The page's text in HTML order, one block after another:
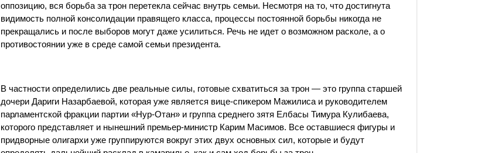
оппозицию, вся борьба за трон перетекла сейчас внутрь семьи. Несмотря на то, что достигнута
видимость полной консолидации правящего класса, процессы постоянной борьбы никогда не
прекращались и после выборов могут даже усилиться. Речь не идет о возможном расколе, а о
противостоянии уже в среде самой семьи президента.
В частности определились две реальные силы, готовые схватиться за трон — это группа старшей
дочери Дариги Назарбаевой, которая уже является вице-спикером Мажилиса и руководителем
парламентской фракции партии «Нур-Отан» и группа среднего зятя Елбасы Тимура Кулибаева,
которого представляет и нынешний премьер-министр Карим Масимов. Все оставшиеся фигуры и
придворные олигархи уже группируются вокруг этих двух основных сил, которые и будут